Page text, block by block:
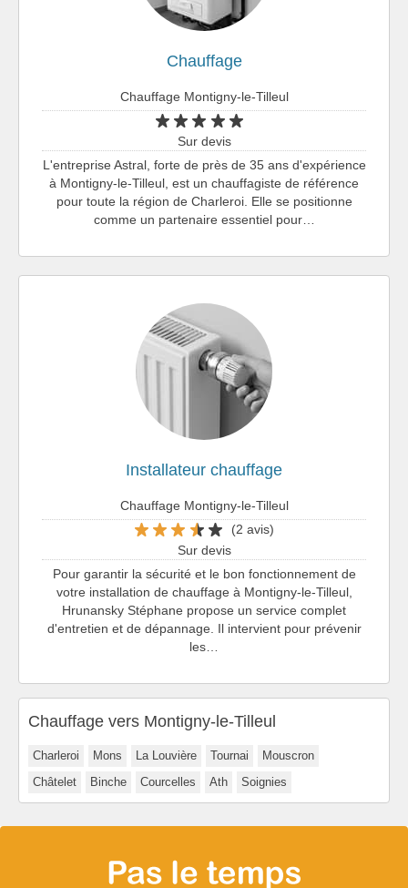
Chauffage
Chauffage Montigny-le-Tilleul
Sur devis
L'entreprise Astral, forte de près de 35 ans d'expérience
à Montigny-le-Tilleul, est un chauffagiste de référence
pour toute la région de Charleroi. Elle se positionne
comme un partenaire essentiel pour…
Installateur chauffage
Chauffage Montigny-le-Tilleul
(2 avis)
Sur devis
Pour garantir la sécurité et le bon fonctionnement de
votre installation de chauffage à Montigny-le-Tilleul,
Hrunansky Stéphane propose un service complet
d'entretien et de dépannage. Il intervient pour prévenir
les…
Chauffage vers Montigny-le-Tilleul
Charleroi Mons La Louvière Tournai
Mouscron
Châtelet
Binche Courcelles Ath Soignies